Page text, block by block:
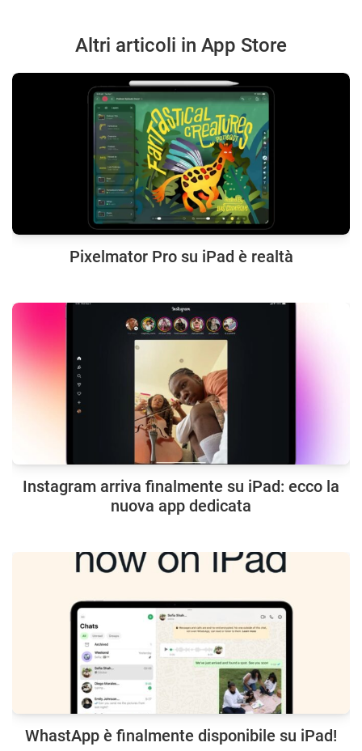
Altri articoli in App Store
Pixelmator Pro su iPad è realtà
Instagram arriva finalmente su iPad: ecco la
nuova app dedicata
WhastApp è finalmente disponibile su iPad!